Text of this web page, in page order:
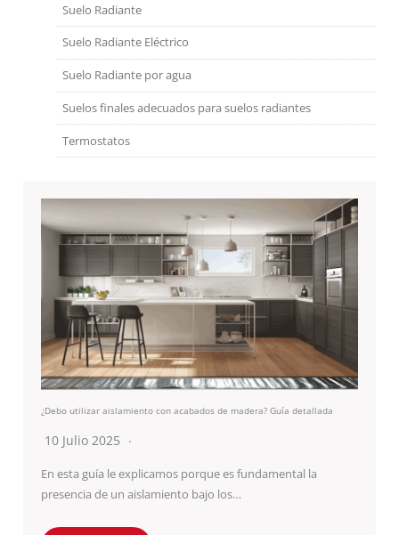
Suelo Radiante
Suelo Radiante Eléctrico
Suelo Radiante por agua
Suelos finales adecuados para suelos radiantes
Termostatos
¿Debo utilizar aislamiento con acabados de madera? Guía detallada
10 Julio 2025
En esta guía le explicamos porque es fundamental la
presencia de un aislamiento bajo los…